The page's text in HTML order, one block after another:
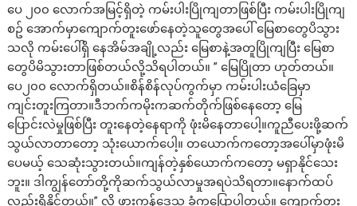
ပေ ၂၀၀ လောက်အမြင့်ရှိတဲ့ ကမ်းပါးပြိုကျတာဖြစ်ပြီး ကမ်းပါးပြိုကျ
စဥ် အောက်မှာကျောက်တူးဖော်နေတဲ့သူတွေအပေါ် မြေစာတွေပိသွား
သလို ကမ်းပေါ်ရှိ နေအိမ်အချို့လည်း မြေစာနဲ့အတူပြိုကျပြီး မြေစာ
တွေပိမိသွားတာဖြစ်တယ်လို့သိရပါတယ်။ ” မြေပြိုတာ ဟုတ်တယ်။
ပေ၂၀၀ လောက်ရှိတယ်။စိန်စိန်လုပ်ကွက်မှာ ကမ်းပါးယံခြေမှာ
ကျင်းတူးကြတာ။ဒီဘက်ကမိုးကဆက်တိုက်ဖြစ်နေတော့ မြေ
ပြောင်းလဲမှုဖြစ်ပြီး တူးနေတဲ့နေရာကို ဖုံးမိနေတာပေါ့။ကူညီပေးဖို့ဆက်
သွယ်လာတာတော့ သုံးယောက်ပေါ့။ တယောက်ကတော့အပေါ်မှာဖုံးမိ
ပေမယ့် သေဆုံးသွားတယ်။ကျန်တဲ့နှစ်ယောက်ကတော့ မရှာနိုင်သေး
ဘူး။ ဒါကျွန်တော်တို့ကိုဆက်သွယ်လာမှုအရပဲသိရတာ။နောက်ထပ်
လည်းရှိနိုင်တယ်။” လို့ ဖားကန့်ဒေသ ခံကပြောပါတယ်။ ကျောက်တူး